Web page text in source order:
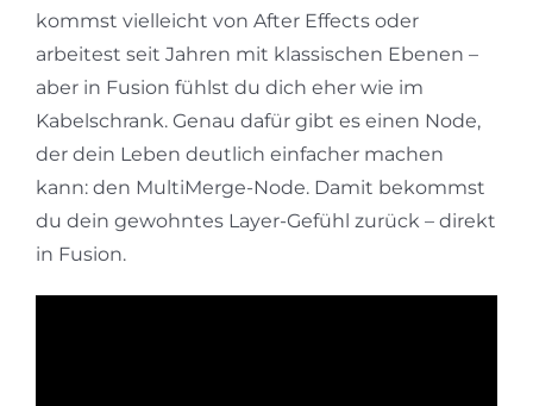
kommst vielleicht von After Effects oder
arbeitest seit Jahren mit klassischen Ebenen –
aber in Fusion fühlst du dich eher wie im
Kabelschrank. Genau dafür gibt es einen Node,
der dein Leben deutlich einfacher machen
kann: den MultiMerge-Node. Damit bekommst
du dein gewohntes Layer-Gefühl zurück – direkt
in Fusion.